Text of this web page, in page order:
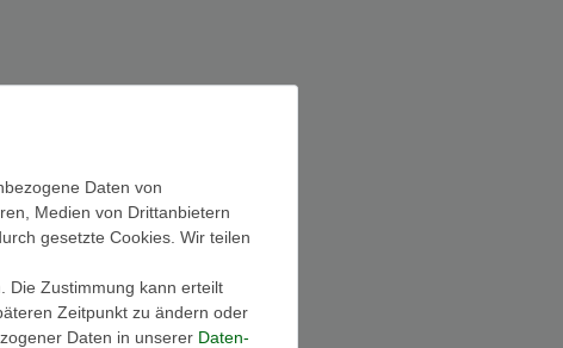
Daten von
Medien von Drittanbietern
gesetzte Cookies. Wir teilen
Die Zustimmung kann erteilt
Zeitpunkt zu ändern oder
Daten in unserer Daten­